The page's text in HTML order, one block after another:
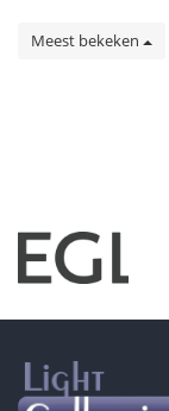
Meest bekeken